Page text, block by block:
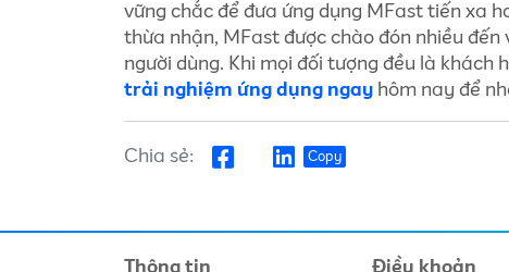
vững chắc để đưa ứng dụng MFast tiến xa
thừa nhận, MFast được chào đón nhiều
người dùng. Khi mọi đối tượng đều là
trải nghiệm ứng dụng ngay hôm nay để
Chia sẻ: Copy
Thông tin Điều khoản